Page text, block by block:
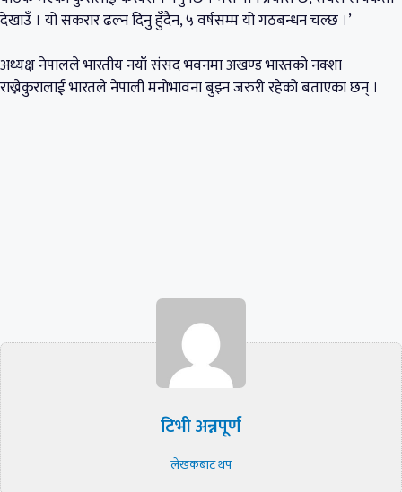
देखाउँ । यो सकरार ढल्न दिनु हुँदैन, ५ वर्षसम्म यो गठबन्धन चल्छ ।’
अध्यक्ष नेपालले भारतीय नयाँ संसद भवनमा अखण्ड भारतको नक्शा
राख्नेकुरालाई भारतले नेपाली मनोभावना बुझ्न जरुरी रहेको बताएका छन् ।
टिभी अन्नपूर्ण
लेखकबाट थप